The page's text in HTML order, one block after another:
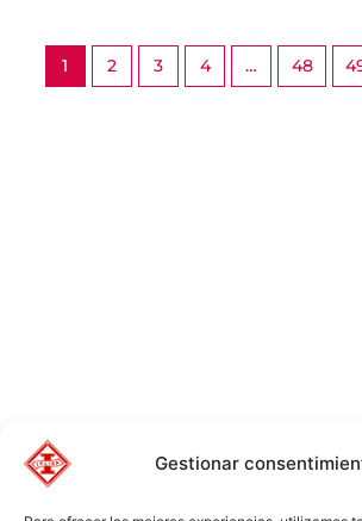
Gestionar
1 2 3 4 … 48